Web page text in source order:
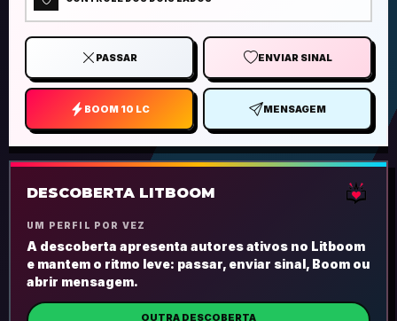
PASSAR ENVIAR SINAL
BOOM 10 LC MENSAGEM
DESCOBERTA LITBOOM
UM PERFIL POR VEZ
A descoberta apresenta autores ativos no Litboom
e mantem o ritmo leve: passar, enviar sinal, Boom ou
abrir mensagem.
OUTRA DESCOBERTA